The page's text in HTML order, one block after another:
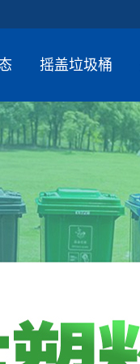
摇盖垃圾桶